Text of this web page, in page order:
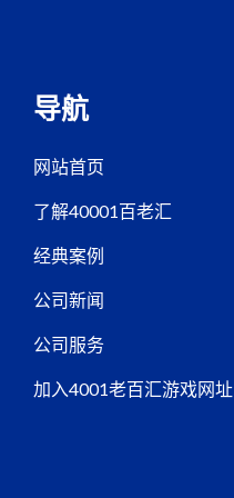
导航
网站首页
了解40001百老汇
经典案例
公司新闻
公司服务
加入4001老百汇游戏网址